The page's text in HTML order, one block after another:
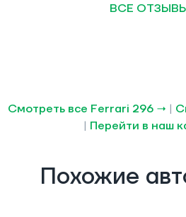
ВСЕ
Смотреть все Ferrari 296 → |
| Перейти в наш
Похожие